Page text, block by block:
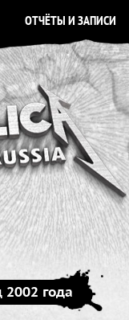
ОТЧЁТЫ И ЗАПИСИ
года